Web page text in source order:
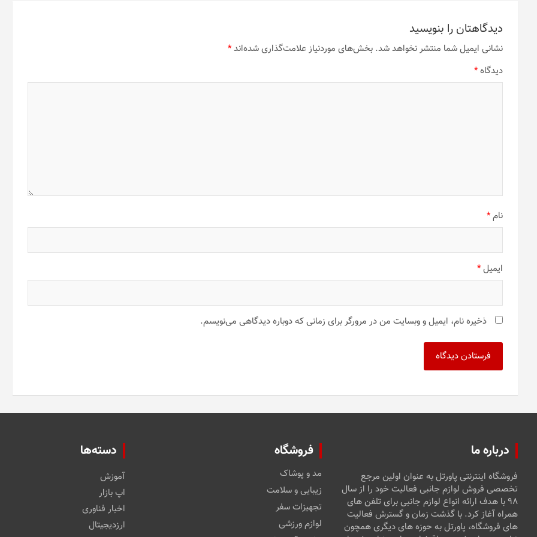
دیدگاهتان را بنویسید
نشانی ایمیل شما منتشر نخواهد شد. بخش‌های موردنیاز علامت‌گذاری شده‌اند*
دیدگاه*
نام*
ایمیل*
ذخیره نام، ایمیل و وبسایت من در مرورگر برای زمانی که دوباره دیدگاهی می‌نویسم.
درباره ما
فروشگاه اینترنتی پاورتل به عنوان اولین مرجع
تخصصی فروش لوازم جانبی فعالیت خود را از سال
۹۸ با هدف ارائه انواع لوازم جانبی برای تلفن های
همراه آغاز کرد. با گذشت زمان و گسترش فعالیت
های فروشگاه، پاورتل به حوزه های دیگری همچون
فروشگاه
مد و پوشاک
زیبایی و سلامت
تجهیزات سفر
لوازم ورزشی
دسته‌ها
آموزش
اپ بازار
اخبار فناوری
ارزدیجیتال